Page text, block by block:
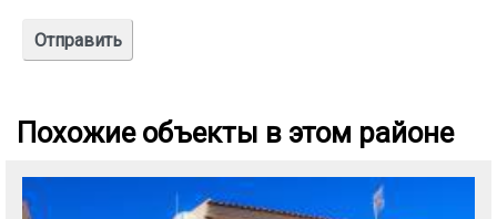
Похожие объекты в этом районе